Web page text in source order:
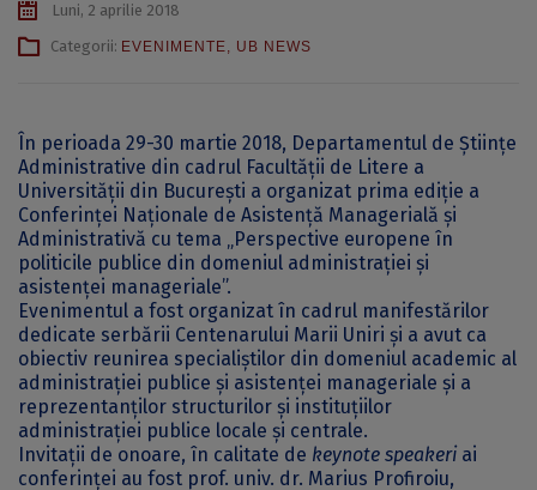
Luni, 2 aprilie 2018
Categorii: EVENIMENTE, UB NEWS
În perioada 29-30 martie 2018, Departamentul de Științe
Administrative din cadrul Facultății de Litere a
Universității din București a organizat prima ediție a
Conferinței Naționale de Asistență Managerială și
Administrativă cu tema „Perspective europene în
politicile publice din domeniul administrației și
asistenței manageriale”.
Evenimentul a fost organizat în cadrul manifestărilor
dedicate serbării Centenarului Marii Uniri și a avut ca
obiectiv reunirea specialiștilor din domeniul academic al
administrației publice și asistenței manageriale și a
reprezentanților structurilor și instituțiilor
administrației publice locale și centrale.
Invitații de onoare, în calitate de keynote speakeri ai
conferinței au fost prof. univ. dr. Marius Profiroiu,